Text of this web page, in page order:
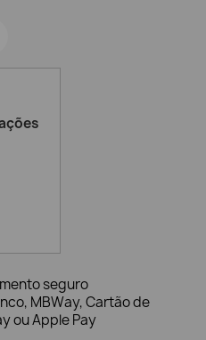
seguro
MBWay, Cartão de
ou Apple Pay